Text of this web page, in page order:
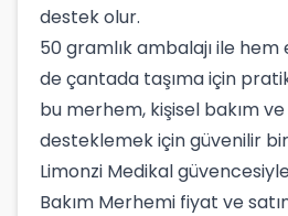
destek olur.
50 gramlık ambalajı ile
de çantada taşıma için
bu merhem, kişisel bakım ve
desteklemek için güvenilir
Limonzi Medikal
Bakım Merhemi fiyat ve